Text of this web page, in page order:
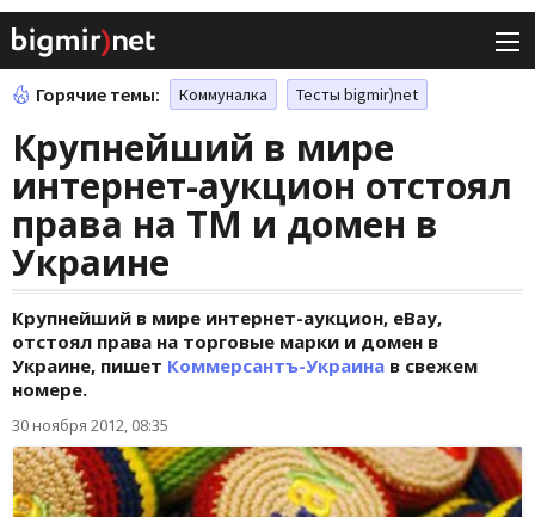
Горячие темы: Коммуналка Тесты bigmir)net
Крупнейший в мире
интернет-аукцион отстоял
права на ТМ и домен в
Украине
Крупнейший в мире интернет-аукцион, eBay,
отстоял права на торговые марки и домен в
Украине, пишет Коммерсантъ-Украина в свежем
номере.
30 ноября 2012, 08:35